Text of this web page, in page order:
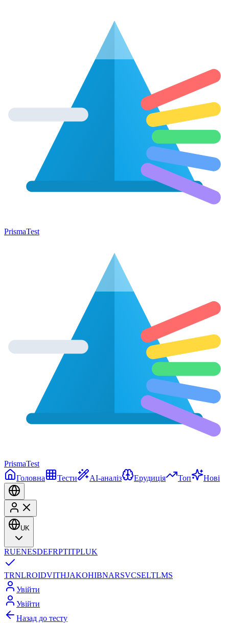
PrismaTest
PrismaTest
Головна
Тести AI-аналіз Ерудиція Топ Нові
UK
RUENESDEFRPTITPLUK
TRNLROIDVITHJAKOHIBNARSVCSELTLMS
Увійти
Увійти
Назад до тесту